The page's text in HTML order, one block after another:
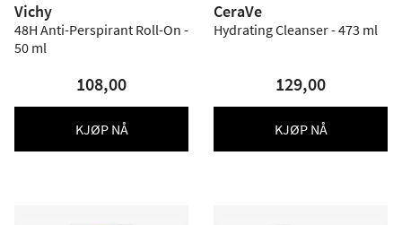
Vichy
48H Anti-Perspirant Roll-On -
50 ml
108,00
KJØP NÅ
CeraVe
Hydrating Cleanser - 473 ml
129,00
KJØP NÅ